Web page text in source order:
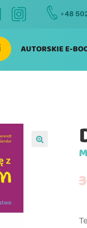
+48
AUTORSKIE E-